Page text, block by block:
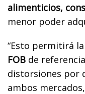
alimenticios,
menor poder
“Esto permitirá la
FOB de
distorsiones por
ambos